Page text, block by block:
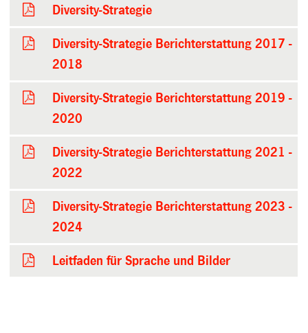
Diversity-Strategie
Diversity-Strategie Berichterstattung 2017 -
2018
Diversity-Strategie Berichterstattung 2019 -
2020
Diversity-Strategie Berichterstattung 2021 -
2022
Diversity-Strategie Berichterstattung 2023 -
2024
Leitfaden für Sprache und Bilder